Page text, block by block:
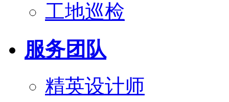
工地巡检
服务团队
精英设计师